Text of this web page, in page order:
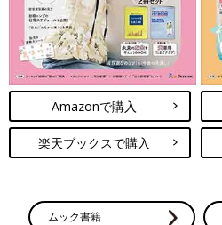
Amazonで購入
楽天ブックスで購入
ムック書籍